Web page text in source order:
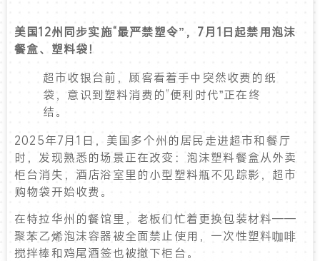
美国12州同步实施“最严禁塑令”，7月1日起禁用泡沫
餐盒、塑料袋！
超市收银台前，顾客看着手中突然收费的纸
袋，意识到塑料消费的“便利时代”正在终
结。
2025年7月1日，美国多个州的居民走进超市和餐厅
时，发现熟悉的场景正在改变：泡沫塑料餐盒从外卖
柜台消失，酒店浴室里的小型塑料瓶不见踪影，超市
购物袋开始收费。
在特拉华州的餐馆里，老板们忙着更换包装材料——
聚苯乙烯泡沫容器被全面禁止使用，一次性塑料咖啡
搅拌棒和鸡尾酒签也被撤下柜台。